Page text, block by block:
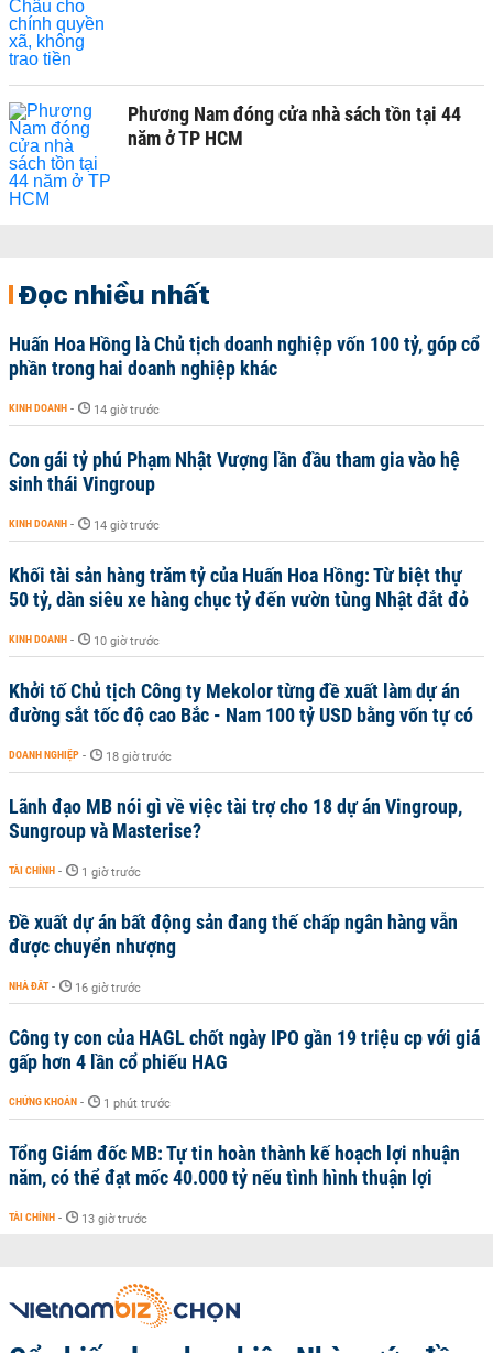
Phương Nam đóng cửa nhà sách tồn tại 44
năm ở TP HCM
Đọc nhiều nhất
Huấn Hoa Hồng là Chủ tịch doanh nghiệp vốn 100 tỷ, góp cổ
phần trong hai doanh nghiệp khác
KINH DOANH - 14 giờ trước
Con gái tỷ phú Phạm Nhật Vượng lần đầu tham gia vào hệ
sinh thái Vingroup
KINH DOANH - 14 giờ trước
Khối tài sản hàng trăm tỷ của Huấn Hoa Hồng: Từ biệt thự
50 tỷ, dàn siêu xe hàng chục tỷ đến vườn tùng Nhật đắt đỏ
KINH DOANH - 10 giờ trước
Khởi tố Chủ tịch Công ty Mekolor từng đề xuất làm dự án
đường sắt tốc độ cao Bắc - Nam 100 tỷ USD bằng vốn tự có
DOANH NGHIỆP - 18 giờ trước
Lãnh đạo MB nói gì về việc tài trợ cho 18 dự án Vingroup,
Sungroup và Masterise?
TÀI CHÍNH - 1 giờ trước
Đề xuất dự án bất động sản đang thế chấp ngân hàng vẫn
được chuyển nhượng
NHÀ ĐẤT - 16 giờ trước
Công ty con của HAGL chốt ngày IPO gần 19 triệu cp với giá
gấp hơn 4 lần cổ phiếu HAG
CHỨNG KHOÁN - 1 phút trước
Tổng Giám đốc MB: Tự tin hoàn thành kế hoạch lợi nhuận
năm, có thể đạt mốc 40.000 tỷ nếu tình hình thuận lợi
TÀI CHÍNH - 13 giờ trước